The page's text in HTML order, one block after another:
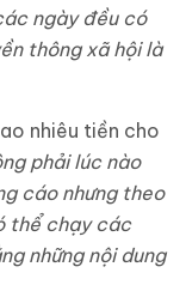
ngày đều có
thông xã hội là
nhiêu tiền cho
phải lúc nào
cáo nhưng theo
thể chạy các
những nội dung